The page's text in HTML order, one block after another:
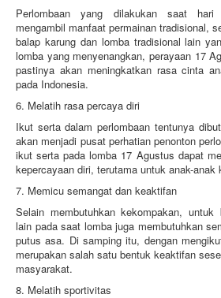
Perlombaan yang dilakukan saat hari
mengambil manfaat permainan tradisional,
balap karung dan lomba tradisional lain
lomba yang menyenangkan, perayaan 17
pastinya akan meningkatkan rasa cinta
pada Indonesia.
6. Melatih rasa percaya diri
Ikut serta dalam perlombaan tentunya
akan menjadi pusat perhatian penonton
ikut serta pada lomba 17 Agustus dapat
kepercayaan diri, terutama untuk anak-anak
7. Memicu semangat dan keaktifan
Selain membutuhkan kekompakan, untuk
lain pada saat lomba juga membutuhkan
putus asa. Di samping itu, dengan
merupakan salah satu bentuk keaktifan
masyarakat.
8. Melatih sportivitas